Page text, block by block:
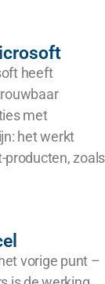
heeft
met
het werkt
producten, zoals
vorige punt –